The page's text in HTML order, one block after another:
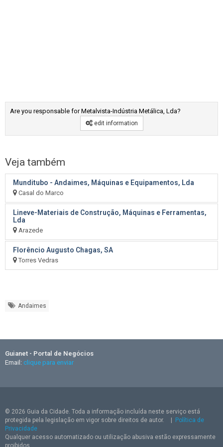
Are you responsable for Metalvista-Indústria Metálica, Lda?
edit information
Veja também
Munditubo - Andaimes, Máquinas e Equipamentos, Lda
Casal do Marco
Lineve-Materiais de Construção, Máquinas e Ferramentas,
Lda
Arazede
Florêncio Augusto Chagas, SA
Torres Vedras
Andaimes
Guianet - Portal de Negócios
Email: clique para enviar
© 2026 Guia da Cidade. Toda a informação incluída neste serviço está
protegida pela legislação em vigor sobre direitos de autor.
Política de
Privacidade
Qualquer acesso automatizado ou utilização abusiva estão expressamente
proibidos.